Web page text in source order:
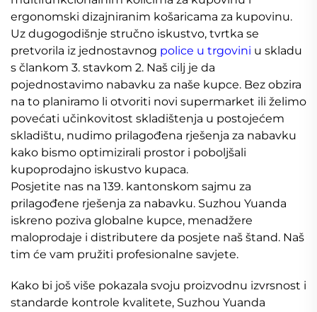
ergonomski dizajniranim košaricama za kupovinu.
Uz dugogodišnje stručno iskustvo, tvrtka se
pretvorila iz jednostavnog police u trgovini u skladu
s člankom 3. stavkom 2. Naš cilj je da
pojednostavimo nabavku za naše kupce. Bez obzira
na to planiramo li otvoriti novi supermarket ili želimo
povećati učinkovitost skladištenja u postojećem
skladištu, nudimo prilagođena rješenja za nabavku
kako bismo optimizirali prostor i poboljšali
kupoprodajno iskustvo kupaca.
Posjetite nas na 139. kantonskom sajmu za
prilagođene rješenja za nabavku. Suzhou Yuanda
iskreno poziva globalne kupce, menadžere
maloprodaje i distributere da posjete naš štand. Naš
tim će vam pružiti profesionalne savjete.
Kako bi još više pokazala svoju proizvodnu izvrsnost i
standarde kontrole kvalitete, Suzhou Yuanda